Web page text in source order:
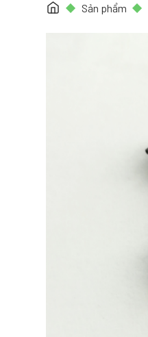
Sản phẩm